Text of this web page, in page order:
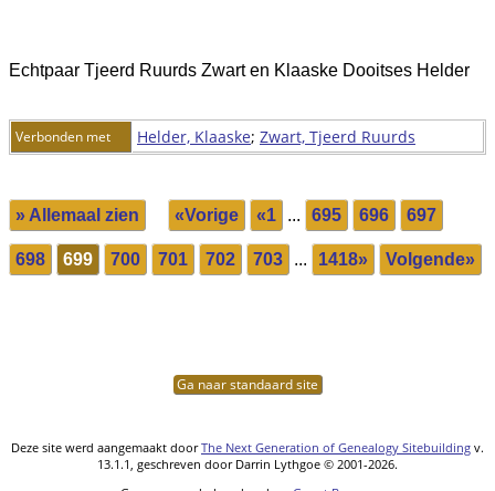
Echtpaar Tjeerd Ruurds Zwart en Klaaske Dooitses Helder
Verbonden met Helder, Klaaske; Zwart, Tjeerd Ruurds
» Allemaal zien «Vorige «1 ... 695 696 697
698 699 700 701 702 703 ... 1418» Volgende»
Ga naar standaard site
Deze site werd aangemaakt doorThe Next Generation of Genealogy Sitebuilding v.
13.1.1, geschreven door Darrin Lythgoe © 2001-2026.